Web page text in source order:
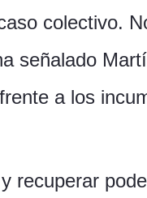
colectivo.
señalado
a los
recuperar